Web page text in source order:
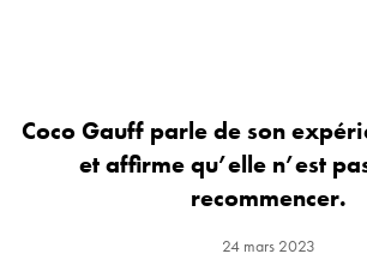
Coco Gauff parle de son
et affirme qu’elle n’est
recommencer.
24 mars 2023